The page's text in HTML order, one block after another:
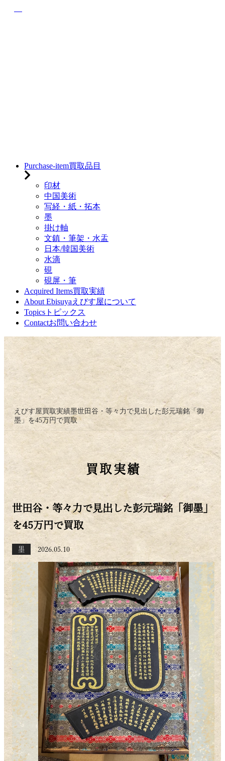
Purchase-item買取品目
印材
中国美術
写経・紙・拓本
墨
掛け軸
文鎮・筆架・水盂
日本/韓国美術
水滴
硯
硯屏・筆
Acquired Items買取実績
About Ebisuya えびす屋について
Topics トピックス
Contactお問い合わせ
えびす屋買取実績墨世田谷・等々力で見出した彭元瑞銘「御
墨」を45万円で買取
買取実績
世田谷・等々力で見出した彭元瑞銘「御墨」
を45万円で買取
墨 2026.05.10